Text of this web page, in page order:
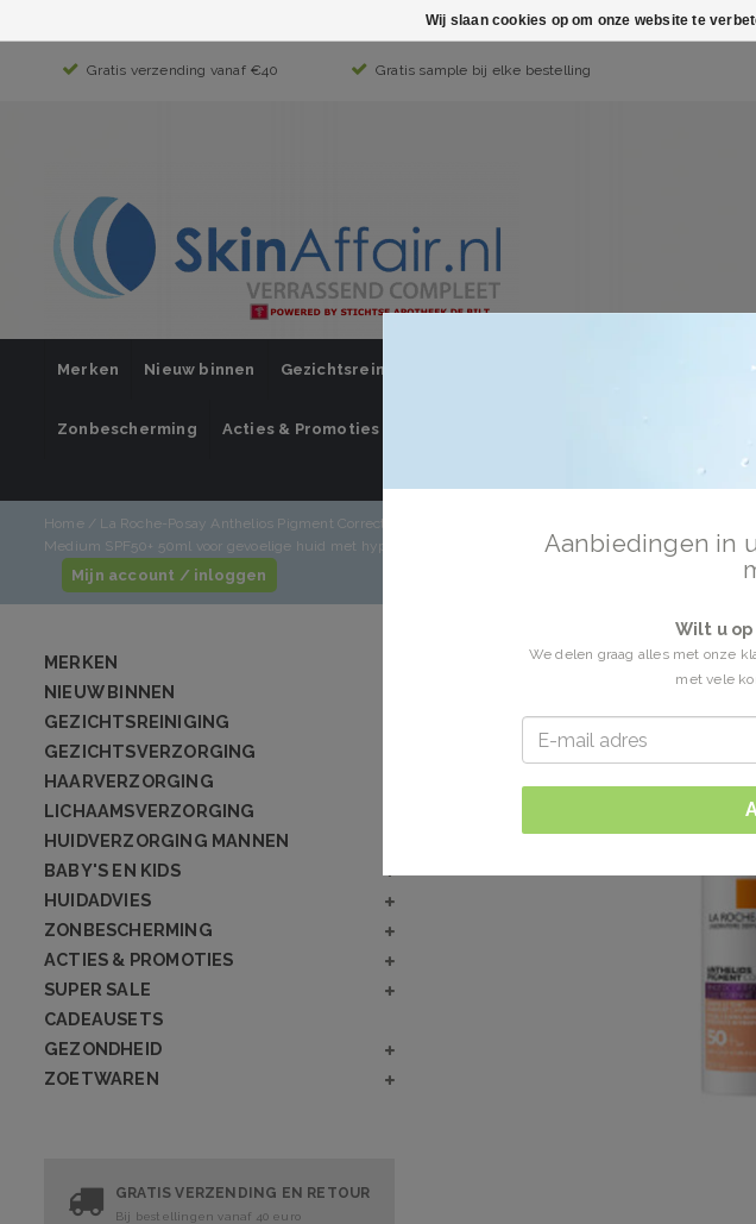
Gratis verzending vanaf €40 Gratis sample bij elke bestelling
Merken Nieuw binnen Gezichtsreiniging
Zonbescherming Acties & Promoties
Home/ La Roche-Posay Anthelios Pigment Correct Dagelijkse Getinte Zonnebrandcrème
Medium SPF50+ 50ml voor gevoelige huid met hyperpigmentatie - gezicht
Mijn account / inloggen
MERKEN
NIEUW BINNEN
GEZICHTSREINIGING
GEZICHTSVERZORGING
HAARVERZORGING
LICHAAMSVERZORGING
HUIDVERZORGING MANNEN
BABY'S EN KIDS
HUIDADVIES
ZONBESCHERMING
ACTIES & PROMOTIES
SUPER SALE
CADEAUSETS
GEZONDHEID
ZOETWAREN
GRATIS VERZENDING EN RETOUR
Bij bestellingen vanaf 40 euro
Aanbiedingen in
Wilt u
We delen graag alles met onze
met vele
Wij slaan cookies op om onze website te